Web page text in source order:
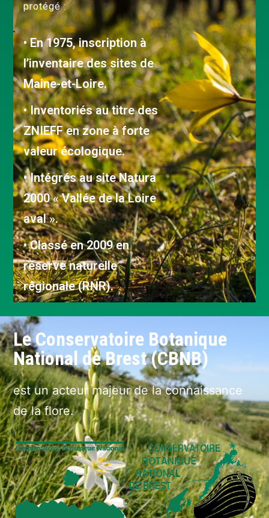
protégé :
• En 1975, inscription à
l’inventaire des sites de
Maine-et-Loire.
• Inventoriés au titre des
ZNIEFF en zone à forte
valeur écologique.
• Intégrés au site Natura
2000 « Vallée de la Loire
aval ».
• Classé en 2009 en
réserve naturelle
régionale (RNR).
Le Conservatoire Botanique
National de Brest (CBNB)
est un acteur majeur de la connaissance
de la flore.